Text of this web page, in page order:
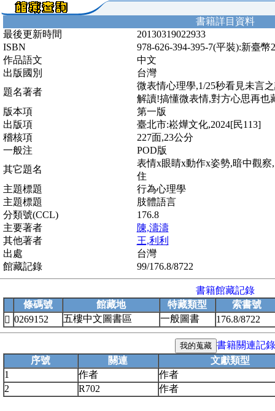
書籍詳目資料
最後更新時間
20130319022933
ISBN
978-626-394-395-7(平裝):新臺幣
作品語文
中文
出版國別
台灣
題名著者
微表情心理學,1/25秒看見未言
解讀!搞懂微表情,對方心思再也
版本項
第一版
出版項
臺北市:崧燁文化,2024[民113]
稽核項
227面,23公分
一般注
POD版
其它題名
表情x眼睛x動作x姿勢,暗中觀
住
主題標題
行為心理學
主題標題
肢體語言
分類號(CCL)
176.8
主要著者
陳,濤濤
其他著者
王,利利
出處
台灣
館藏記錄
99/176.8/8722
書籍館藏記錄
條碼號
館藏地 特藏類型
索書號
 0269152 五樓中文圖書區 一般圖書 176.8/8722
書籍關連記錄
序號
關連
文獻類型
1
作者
作者
2
R702 作者